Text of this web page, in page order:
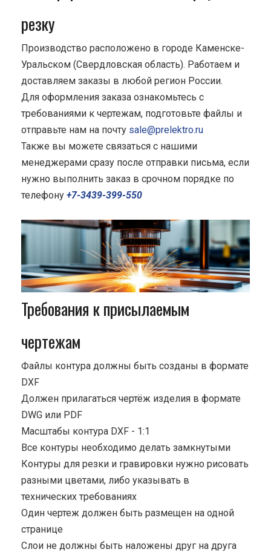
резку
Производство расположено в городе Каменске-
Уральском (Свердловская область). Работаем и
доставляем заказы в любой регион России.
Для оформления заказа ознакомьтесь с
требованиями к чертежам, подготовьте файлы и
отправьте нам на почту sale@prelektro.ru
Также вы можете связаться с нашими
менеджерами сразу после отправки письма, если
нужно выполнить заказ в срочном порядке по
телефону +7-3439-399-550
Требования к присылаемым
чертежам
Файлы контура должны быть созданы в формате
DXF
Должен прилагаться чертёж изделия в формате
DWG или PDF
Масштабы контура DXF - 1:1
Все контуры необходимо делать замкнутыми
Контуры для резки и гравировки нужно рисовать
разными цветами, либо указывать в
технических требованиях
Один чертеж должен быть размещен на одной
странице
Cлои не должны быть наложены друг на друга